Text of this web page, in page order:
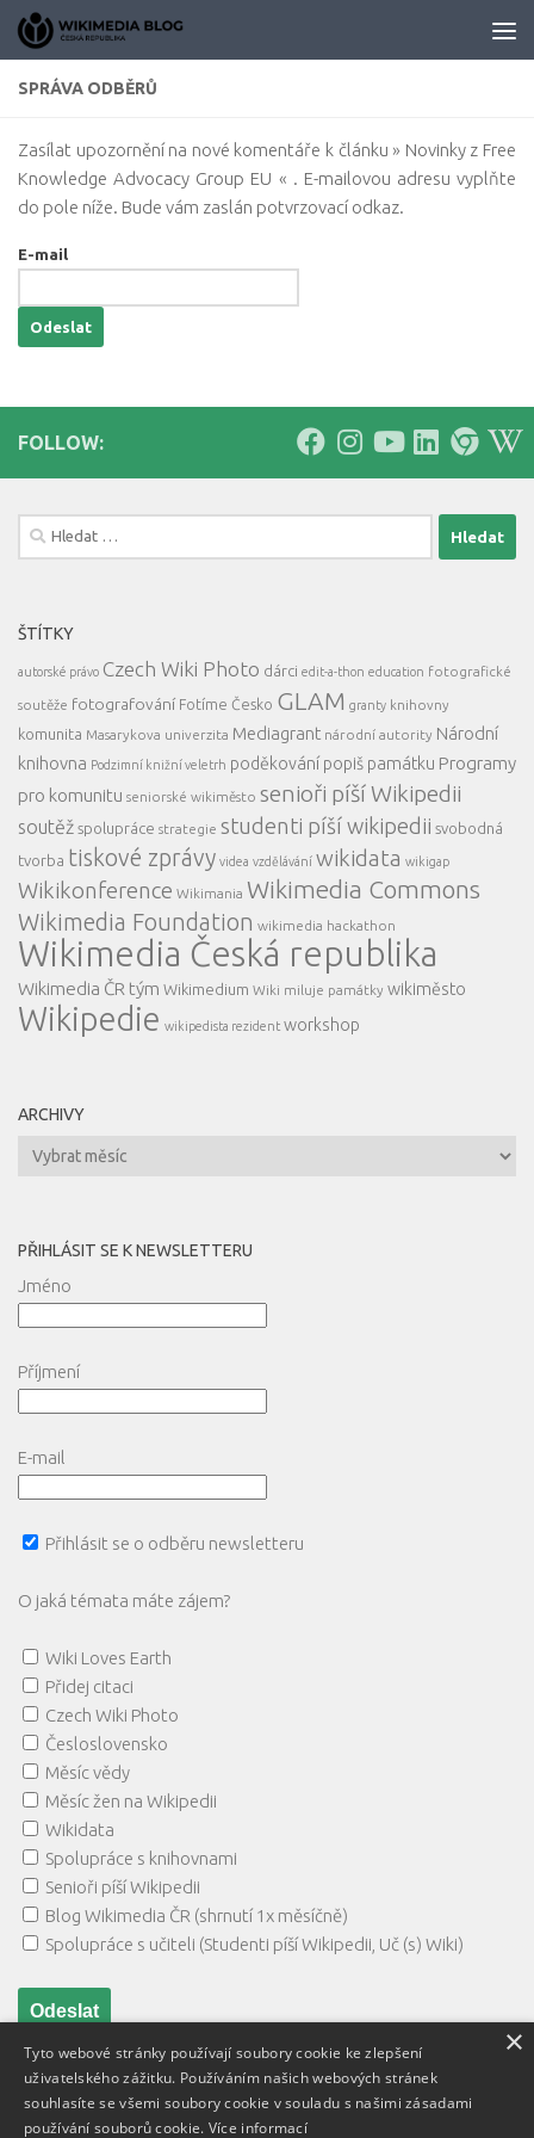
Skip to content
SPRÁVA ODBĚRŮ
Zasílat upozornění na nové komentáře k článku » Novinky z Free
Knowledge Advocacy Group EU « . E-mailovou adresu vyplňte
do pole níže. Bude vám zaslán potvrzovací odkaz.
E-mail
FOLLOW:
Vyhledávání
ŠTÍTKY
autorské právo Czech Wiki Photo dárci edit-a-thon education fotografické
soutěže fotografování Fotíme Česko GLAM granty knihovny
komunita Masarykova univerzita Mediagrant národní autority Národní
knihovna Podzimní knižní veletrh poděkování popiš památku Programy
pro komunitu seniorské wikiměsto senioři píší Wikipedii
soutěž spolupráce strategie studenti píší wikipedii svobodná
tvorba tiskové zprávy videa vzdělávání wikidata wikigap
Wikikonference Wikimania Wikimedia Commons
Wikimedia Foundation wikimedia hackathon
Wikimedia Česká republika
Wikimedia ČR tým Wikimedium Wiki miluje památky wikiměsto
Wikipedie wikipedista rezident workshop
ARCHIVY
Archivy
PŘIHLÁSIT SE K NEWSLETTERU
Jméno
Příjmení
E-mail
Přihlásit se o odběru newsletteru
O jaká témata máte zájem?
Wiki Loves Earth
Přidej citaci
Czech Wiki Photo
Česloslovensko
Měsíc vědy
Měsíc žen na Wikipedii
Wikidata
Spolupráce s knihovnami
Senioři píší Wikipedii
Blog Wikimedia ČR (shrnutí 1x měsíčně)
Spolupráce s učiteli (Studenti píší Wikipedii, Uč (s) Wiki)
×
Tyto webové stránky používají soubory cookie ke zlepšení
uživatelského zážitku. Používáním našich webových stránek
souhlasíte se všemi soubory cookie v souladu s našimi zásadami
používání souborů cookie. Více informací